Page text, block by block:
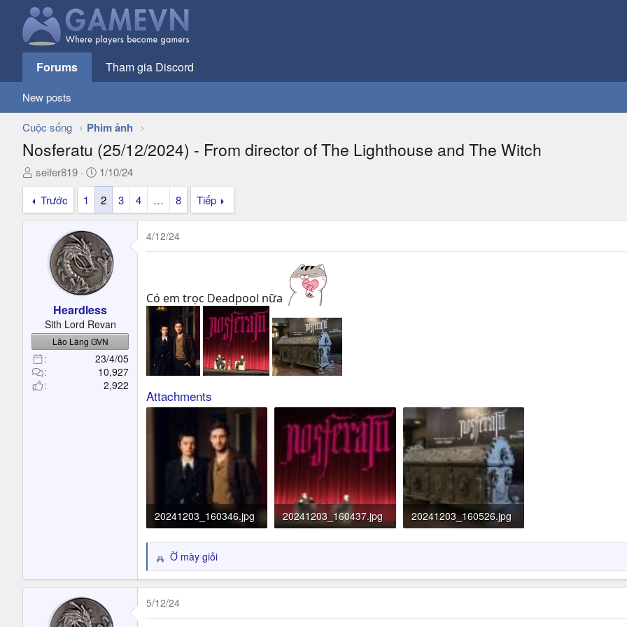
Forums Tham gia Discord
New posts
Cuộc sống Phim ảnh
Nosferatu (25/12/2024) - From director of The Lighthouse and The Witch
T
h
e
e
r
seifer819
N
g
à
y
ử
i
1/10/24
Trước
1 2 3 4 … 8 Tiếp
Heardless
Sith Lord Revan
Lão Làng GVN
23/4/05
10,927
2,922
4/12/24
Có em trọc Deadpool nữa
Attachments
20241203_160346.jpg
431.1 KB · Đọc: 544
20241203_160437.jpg
326.9 KB · Đọc: 545
20241203_160526.jpg
415.9 KB · Đọc: 545
R
e
a
c
t
Ờ mày giỏi
5/12/24